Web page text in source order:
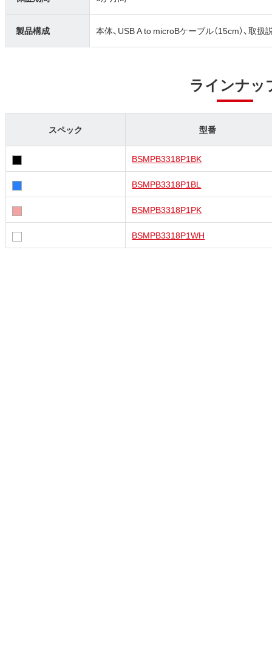
製品構成 本体、USB A to microBケーブル（15cm）、取扱
ラインナッ
スペック 型番
BSMPB3318P1BK
BSMPB3318P1BL
BSMPB3318P1PK
BSMPB3318P1WH